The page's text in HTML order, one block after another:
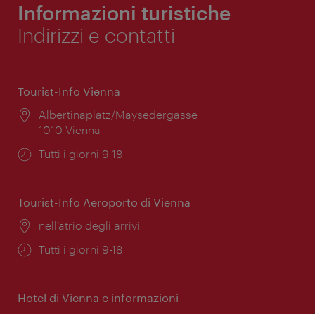
Informazioni turistiche
Indirizzi e contatti
Tourist-Info Vienna
Posizione:
Albertinaplatz/Maysedergasse
1010 Vienna
Orari
Tutti i giorni 9-18
Tourist-Info Aeroporto di Vienna
Posizione:
nell’atrio degli arrivi
Orari
Tutti i giorni 9-18
Hotel di Vienna e informazioni